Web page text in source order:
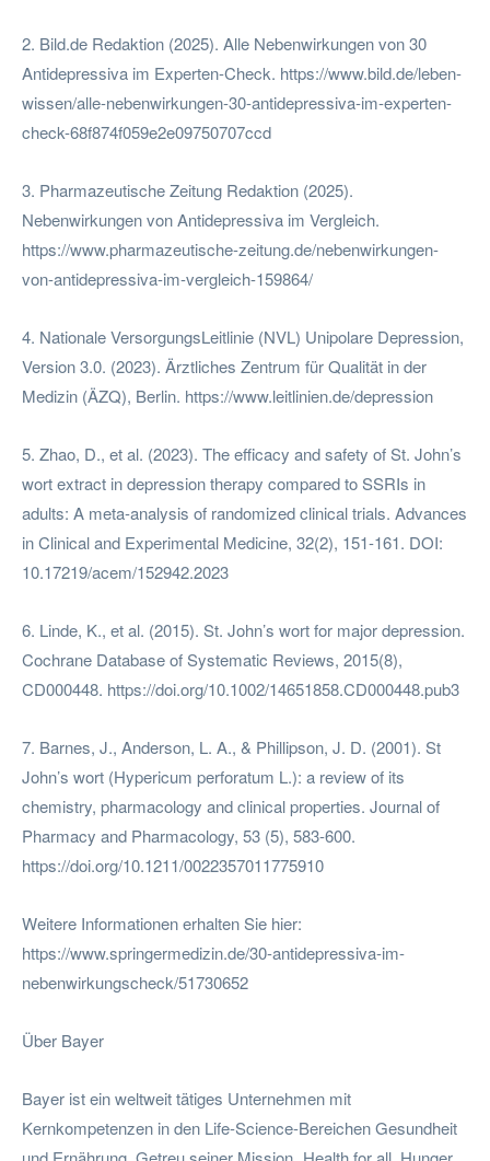
2. Bild.de Redaktion (2025). Alle Nebenwirkungen von 30
Antidepressiva im Experten-Check. https://www.bild.de/leben-
wissen/alle-nebenwirkungen-30-antidepressiva-im-experten-
check-68f874f059e2e09750707ccd
3. Pharmazeutische Zeitung Redaktion (2025).
Nebenwirkungen von Antidepressiva im Vergleich.
https://www.pharmazeutische-zeitung.de/nebenwirkungen-
von-antidepressiva-im-vergleich-159864/
4. Nationale VersorgungsLeitlinie (NVL) Unipolare Depression,
Version 3.0. (2023). Ärztliches Zentrum für Qualität in der
Medizin (ÄZQ), Berlin. https://www.leitlinien.de/depression
5. Zhao, D., et al. (2023). The efficacy and safety of St. John’s
wort extract in depression therapy compared to SSRIs in
adults: A meta-analysis of randomized clinical trials. Advances
in Clinical and Experimental Medicine, 32(2), 151-161. DOI:
10.17219/acem/152942.2023
6. Linde, K., et al. (2015). St. John’s wort for major depression.
Cochrane Database of Systematic Reviews, 2015(8),
CD000448. https://doi.org/10.1002/14651858.CD000448.pub3
7. Barnes, J., Anderson, L. A., & Phillipson, J. D. (2001). St
John’s wort (Hypericum perforatum L.): a review of its
chemistry, pharmacology and clinical properties. Journal of
Pharmacy and Pharmacology, 53 (5), 583-600.
https://doi.org/10.1211/0022357011775910
Weitere Informationen erhalten Sie hier:
https://www.springermedizin.de/30-antidepressiva-im-
nebenwirkungscheck/51730652
Über Bayer
Bayer ist ein weltweit tätiges Unternehmen mit
Kernkompetenzen in den Life-Science-Bereichen Gesundheit